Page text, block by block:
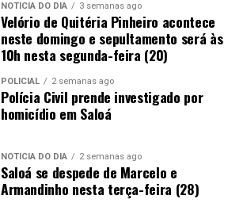
NOTÍCIA DO DIA 3 semanas ago
Velório de Quitéria Pinheiro acontece
neste domingo e sepultamento será às
10h nesta segunda-feira (20)
POLICIAL 2 semanas ago
Polícia Civil prende investigado por
homicídio em Saloá
NOTÍCIA DO DIA 2 semanas ago
Saloá se despede de Marcelo e
Armandinho nesta terça-feira (28)